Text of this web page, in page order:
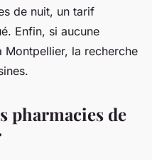
de nuit, un tarif
Enfin, si aucune
la recherche
pharmacies de